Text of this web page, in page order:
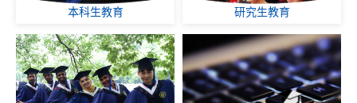
本科生教育 研究生教育